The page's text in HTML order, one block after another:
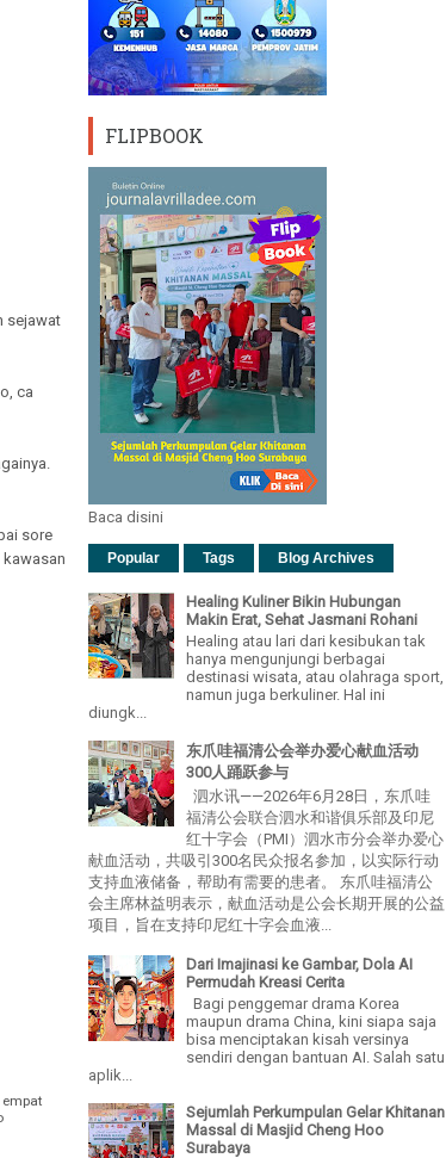
sejawat
ca
sore
kawasan
FLIPBOOK
Baca disini
Popular Tags Blog Archives
Healing Kuliner Bikin Hubungan
Makin Erat, Sehat Jasmani Rohani
Healing atau lari dari kesibukan tak
hanya mengunjungi berbagai
destinasi wisata, atau olahraga sport,
namun juga berkuliner. Hal ini
diungk...
东爪哇福清公会举办爱心献血活动
300人踊跃参与
泗水讯——2026年6月28日，东爪哇
福清公会联合泗水和谐俱乐部及印尼
红十字会（PMI）泗水市分会举办爱心
献血活动，共吸引300名民众报名参加，以实际行动
支持血液储备，帮助有需要的患者。 东爪哇福清公
会主席林益明表示，献血活动是公会长期开展的公益
项目，旨在支持印尼红十字会血液...
Dari Imajinasi ke Gambar, Dola AI
Permudah Kreasi Cerita
Bagi penggemar drama Korea
maupun drama China, kini siapa saja
bisa menciptakan kisah versinya
sendiri dengan bantuan AI. Salah satu
aplik...
Sejumlah Perkumpulan Gelar Khitanan
Massal di Masjid Cheng Hoo
Surabaya